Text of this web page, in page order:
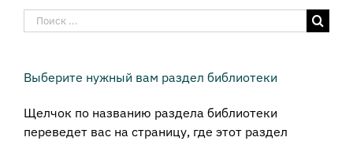
Результат
поиска:
Выберите нужный вам раздел библиотеки
Щелчок по названию раздела библиотеки
переведет вас на страницу, где этот раздел